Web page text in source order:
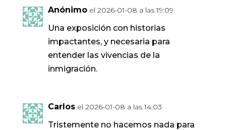
Anónimo el 2026-01-08 a las 19:09
Una exposición con historias
impactantes, y necesaria para
entender las vivencias de la
inmigración.
Carlos el 2026-01-08 a las 14:03
Tristemente no hacemos nada para